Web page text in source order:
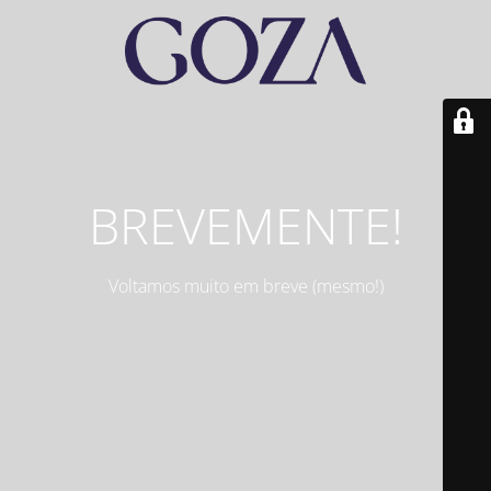
BREVEMENTE!
Voltamos muito em breve (mesmo!)